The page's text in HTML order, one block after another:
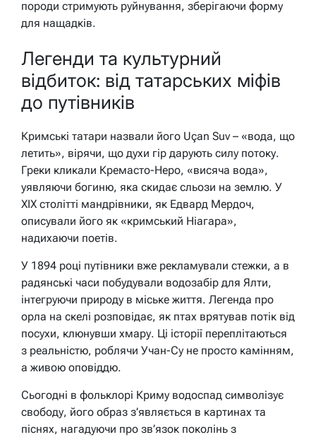
породи стримують руйнування, зберігаючи форму
для нащадків.
Легенди та культурний
відбиток: від татарських міфів
до путівників
Кримські татари назвали його Uçan Suv – «вода, що
летить», вірячи, що духи гір дарують силу потоку.
Греки кликали Кремасто-Неро, «висяча вода»,
уявляючи богиню, яка скидає сльози на землю. У
XIX столітті мандрівники, як Едвард Мердоч,
описували його як «кримський Ніагара»,
надихаючи поетів.
У 1894 році путівники вже рекламували стежки, а в
радянські часи побудували водозабір для Ялти,
інтегруючи природу в міське життя. Легенда про
орла на скелі розповідає, як птах врятував потік від
посухи, клюнувши хмару. Ці історії переплітаються
з реальністю, роблячи Учан-Су не просто камінням,
а живою оповіддю.
Сьогодні в фольклорі Криму водоспад символізує
свободу, його образ з’являється в картинах та
піснях, нагадуючи про зв’язок поколінь з